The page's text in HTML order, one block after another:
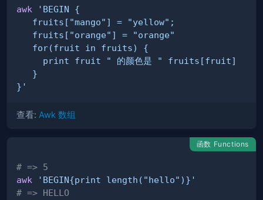
awk
}'
查看: Awk 数组
函数 Functions
# => 5
awk
'BEGIN{print length("hello")}'
# => HELLO